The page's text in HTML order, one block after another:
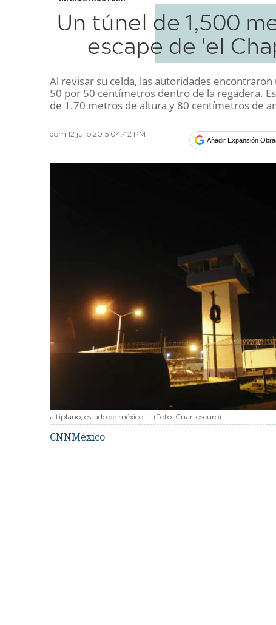
Un túnel de 1,500
escape de 'el
Al revisar su celda, las autoridades
50 por 50 centímetros dentro de la regadera.
de 1.70 metros de altura y 80 centímetros de
dom 12 julio 2015 04:42 PM
Añadir Expansión
altiplano, estado de méxico - (Foto: Cuartoscuro)
CNNMéxico